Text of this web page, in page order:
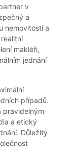
v
a
nemovitostí a
makléři,
jednání
případů.
pravidelným
a etický
Důležitý